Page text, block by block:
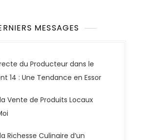
MESSAGES
du Producteur dans le
14 : Une Tendance en Essor
Vente de Produits Locaux
Richesse Culinaire d’un